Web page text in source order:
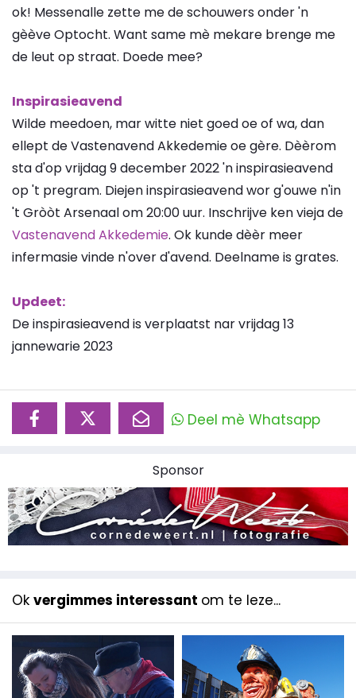
ok! Messenalle zette me de schouwers onder 'n
gèève Optocht. Want same mè mekare brenge me
de leut op straat. Doede mee?
Inspirasieavend
Wilde meedoen, mar witte niet goed oe of wa, dan
ellept de Vastenavend Akkedemie oe gère. Dèèrom
sta d'op vrijdag 9 december 2022 'n inspirasieavend
op 't pregram. Diejen inspirasieavend wor g'ouwe n'in
't Gròòt Arsenaal om 20:00 uur. Inschrijve ken vieja de
Vastenavend Akkedemie. Ok kunde dèèr meer
infermasie vinde n'over d'avend. Deelname is grates.
Updeet:
De inspirasieavend is verplaatst nar vrijdag 13
jannewarie 2023
Deel mè Whatsapp
Sponsor
Ok vergimmes interessant om te leze...